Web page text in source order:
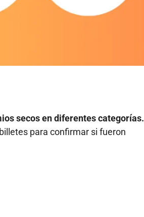
secos en diferentes categorías.
para confirmar si fueron